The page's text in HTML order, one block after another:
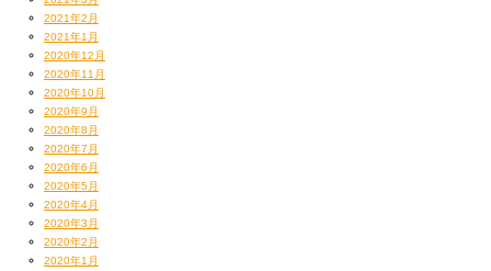
2021年2月
2021年1月
2020年12月
2020年11月
2020年10月
2020年9月
2020年8月
2020年7月
2020年6月
2020年5月
2020年4月
2020年3月
2020年2月
2020年1月